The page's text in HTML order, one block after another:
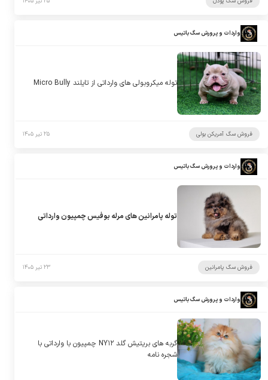
واردات و پرورش سگ باتیس
توله میکروبولی های وارداتی از تایلند Micro Bully
فروش سگ آمریکن بولی ۲۵ تیر ۱۴۰۵
واردات و پرورش سگ باتیس
توله پامرانین های مرله بوفیس چمپیون وارداتی
فروش سگ پامرانین ۲۳ تیر ۱۴۰۵
واردات و پرورش سگ باتیس
گربه های بریتیش گلد NY۱۲ چمپیون با وارداتی با
شجره نامه